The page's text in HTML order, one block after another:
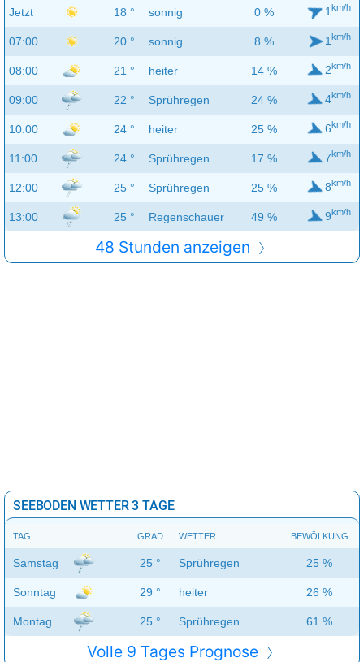
Jetzt 18 ° sonnig 0 % 1 km/h
07:00 20 ° sonnig 8 % 1 km/h
08:00 21 ° heiter 14 % 2km/h
09:00 22 ° Sprühregen 24 % 4km/h
10:00 24 ° heiter 25 % 6km/h
11:00 24 ° Sprühregen 17 % 7km/h
12:00 25 ° Sprühregen 25 % 8km/h
13:00 25 ° Regenschauer 49 % 9km/h
48 Stunden anzeigen
SEEBODEN WETTER 3 TAGE
TAG GRAD WETTER BEWÖLKUNG
Samstag 25 ° Sprühregen 25 %
Sonntag 29 ° heiter 26 %
Montag 25 ° Sprühregen 61 %
Volle 9 Tages Prognose